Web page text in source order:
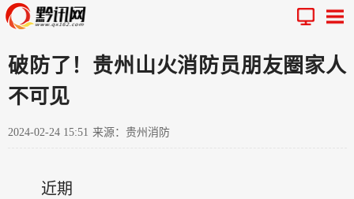
破防了！贵州山火消防员朋友圈家人
不可见
2024-02-24 15:51 来源：贵州消防
近期